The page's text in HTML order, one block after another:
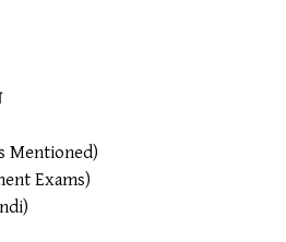
Mentioned)
Exams)